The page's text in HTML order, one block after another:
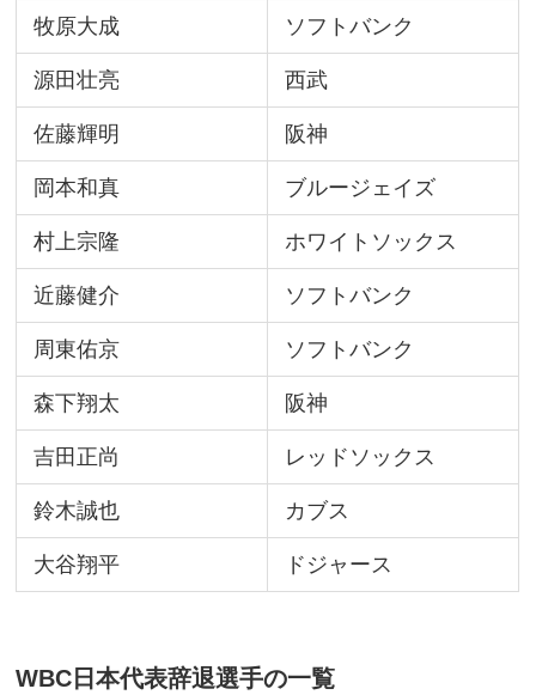
牧原大成 ソフトバンク
源田壮亮 西武
佐藤輝明 阪神
岡本和真 ブルージェイズ
村上宗隆 ホワイトソックス
近藤健介 ソフトバンク
周東佑京 ソフトバンク
森下翔太 阪神
吉田正尚 レッドソックス
鈴木誠也 カブス
大谷翔平 ドジャース
WBC日本代表辞退選手の一覧